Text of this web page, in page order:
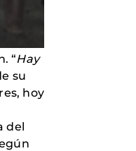
“Hay
su
hoy
del